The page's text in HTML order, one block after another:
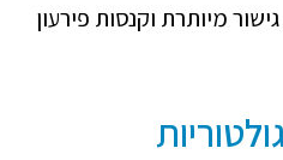
מיותרת וקנסות פירעון